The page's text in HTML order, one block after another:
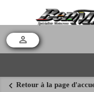

chevron_left Retour à la page